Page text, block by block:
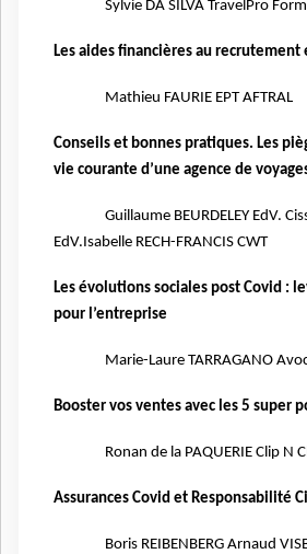
Sylvie DA SILVA TravelPro
Les aides financières au
Mathieu FAURIE EPT AFTRAL
Conseils et bonnes pratiques. Les
vie courante d’une agence de
Guillaume BEURDELEY EdV.
EdV.Isabelle RECH-FRANCIS CWT
Les évolutions sociales post Covid :
pour l’entreprise
Marie-Laure TARRAGANO
Booster vos ventes avec les 5 super
Ronan de la PAQUERIE Clip N
Assurances Covid et Responsabilité
Boris REIBENBERG Arnaud